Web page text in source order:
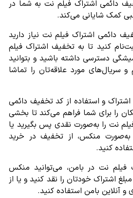
دائمی اشتراک فیلم نت به شما در
کمک شایانی می‌کند.
دائمی اشتراک فیلم نت نیاز دارید
کنید تا به تخفیف اشتراک فیلم
دسترسی داشته باشید و بتوانید
سریال‌های مورد علاقه‌تان را تماشا
و استفاده از کد تخفیف دائمی
را برای شما فراهم می‌کند تا بخشی
نت را به‌صورت نقدی پس بگیرید یا
به‌صورت منکس، از تخفیف در خرید
کنید.
فیلم نت در بامن، می‌توانید منکس
اشتراک خودتان را نقد کنید و یا از
بامن استفاده کنید.